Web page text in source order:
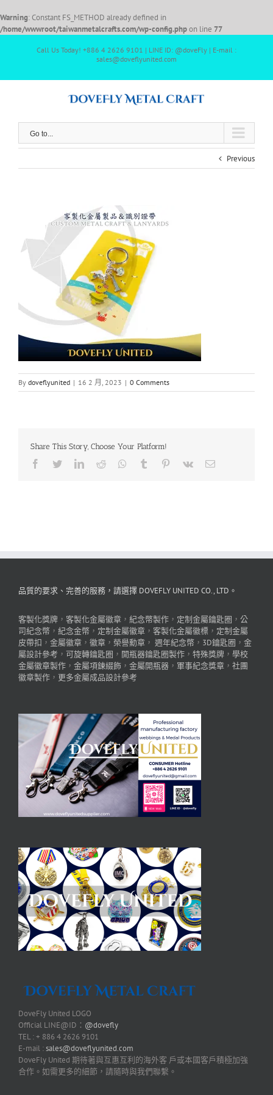
Warning: Constant FS_METHOD already defined in
/home/wwwroot/taiwanmetalcrafts.com/wp-config.phpon line 77
Call Us Today! +886 4 2626 9101 | LINE ID: @doveFly | E-mail :
sales@doveflyunited.com
Go to...
Previous
By doveflyunited | 16 2 月, 2023 | 0 Comments
Share This Story, Choose Your Platform!
品質的要求、完善的服務，請選擇 DOVEFLY UNITED CO., LTD。
客製化獎牌 ， 客製化金屬徽章 ， 紀念幣製作 ， 定制金屬鑰匙圈 ， 公
司紀念幣 ， 紀念金幣 ， 定制金屬徽章 ， 客製化金屬徽標 ， 定制金屬
皮帶扣 ， 金屬徽章 ， 徽章 ， 榮譽勳章 ， 週年紀念幣 ， 3D鑰匙圈 ， 金
屬設計參考 ， 可旋轉鑰匙圈 ， 開瓶器鑰匙圈製作 ， 特殊獎牌 ， 學校
金屬徽章製作 ， 金屬項鍊綴飾 ， 金屬開瓶器 ， 軍事紀念獎章 ， 社團
徽章製作 ， 更多金屬成品設計參考
DoveFly United LOGO
Official LINE@ID： @dovefly
TEL : + 886 4 2626 9101
E-mail :sales@doveflyunited.com
DoveFly United 期待著與互惠互利的海外客 戶或本國客戶積極加強
合作。如需更多的細節，請隨時與我們聯繫。